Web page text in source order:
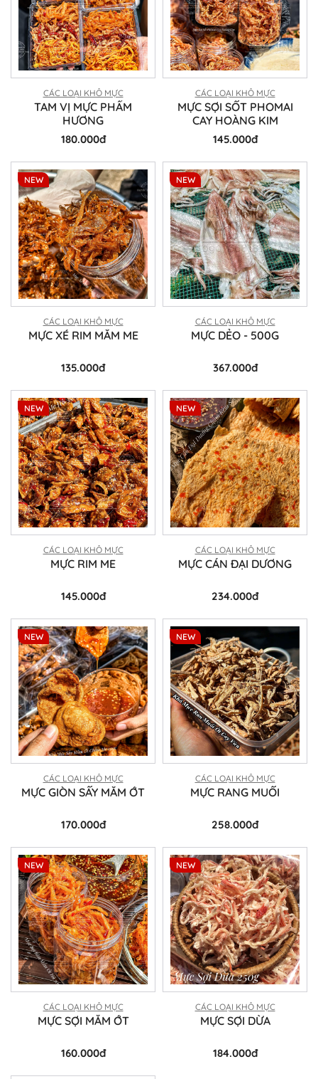
CÁC LOẠI KHÔ MỰC
TAM VỊ MỰC PHẨM
HƯƠNG
180.000đ
CÁC LOẠI KHÔ MỰC
MỰC SỢI SỐT PHOMAI
CAY HOÀNG KIM
145.000đ
CÁC LOẠI KHÔ MỰC
MỰC XÉ RIM MẮM ME
135.000đ
NEW
CÁC LOẠI KHÔ MỰC
MỰC DẺO - 500G
367.000đ
NEW
CÁC LOẠI KHÔ MỰC
MỰC RIM ME
145.000đ
NEW
CÁC LOẠI KHÔ MỰC
MỰC CÁN ĐẠI DƯƠNG
234.000đ
NEW
CÁC LOẠI KHÔ MỰC
MỰC GIÒN SẤY MẮM ỚT
170.000đ
NEW
CÁC LOẠI KHÔ MỰC
MỰC RANG MUỐI
258.000đ
NEW
CÁC LOẠI KHÔ MỰC
MỰC SỢI MẮM ỚT
160.000đ
NEW
CÁC LOẠI KHÔ MỰC
MỰC SỢI DỪA
184.000đ
NEW